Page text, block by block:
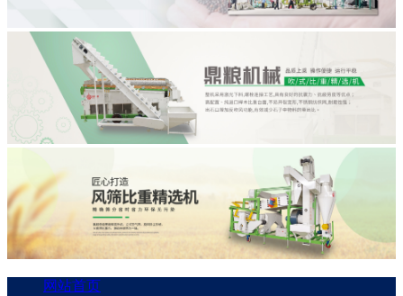
网站首页